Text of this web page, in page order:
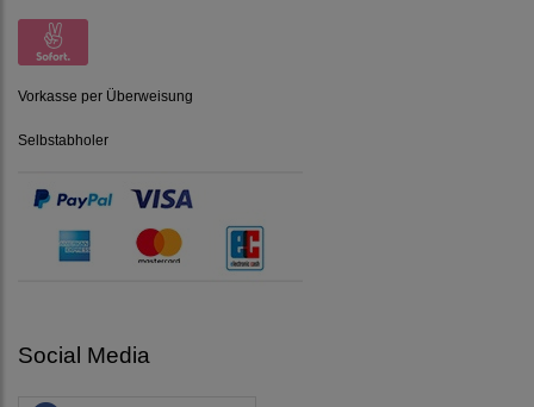
Vorkasse per Überweisung
Selbstabholer
Social Media